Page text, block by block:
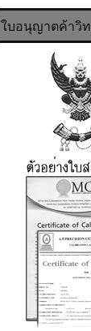
ใบอนุญาตค้าวิ